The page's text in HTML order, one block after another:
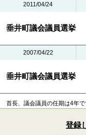
2011/04/24
垂井町議会議員選挙
2007/04/22
垂井町議会議員選挙
首長、議会議員の任期は4年で
登録